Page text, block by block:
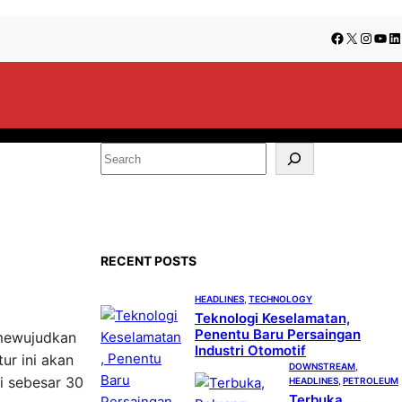
Facebook
X
ini akan
sebesar 30
S
e
RECENT POSTS
HEADLINES TECHNOLOGY
Teknologi Keselamatan,
Penentu Baru Persaingan
Industri Otomotif
DOWNSTREAM
HEADLINES PETROLEUM